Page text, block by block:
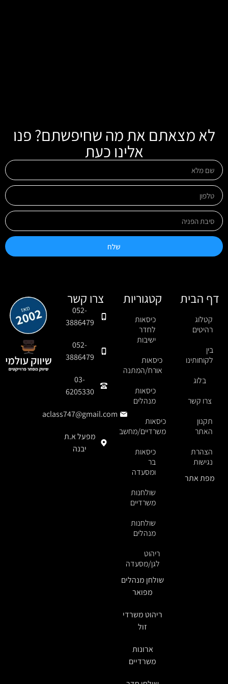
לא מצאתם את מה שחיפשתם? פנו
אלינו כעת
שלח
צרו קשר
052-
3886479
052-
3886479
03-
6205330
aclass747@gmail.com
מפעל א.ת
יבנה
קטגוריות
כיסאות
לחדר
ישיבות
כיסאות
אורח/המתנה
כיסאות
מנהלים
כיסאות
משרדיים/מחשב
כיסאות
בר
ומסעדה
שולחנות
משרדיים
שולחנות
מנהלים
ריהוט
לגן/מסעדה
שולחן מנהלים
מפואר
ריהוט משרדי
זול
ארונות
משרדיים
דף הבית
קטלוג
רהיטים
בין
לקוחותינו
בלוג
צרו קשר
תקנון
האתר
הצהרת
נגישות
מפת אתר